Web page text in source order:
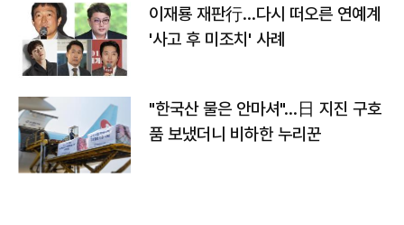
이재룡 재판行…다시 떠오른 연예계
'사고 후 미조치' 사례
"한국산 물은 안마셔"…日 지진 구호
품 보냈더니 비하한 누리꾼